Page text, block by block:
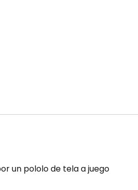
un pololo de tela a juego